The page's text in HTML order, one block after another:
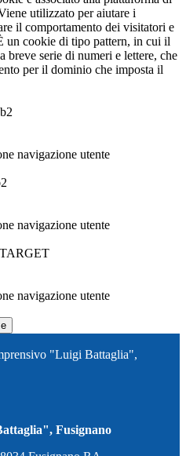
utilizzato per aiutare i
il comportamento dei visitatori e
un cookie di tipo pattern, in cui il
breve serie di numeri e lettere, che
per il dominio che imposta il
navigazione utente
navigazione utente
navigazione utente
"Luigi Battaglia",
Fusignano